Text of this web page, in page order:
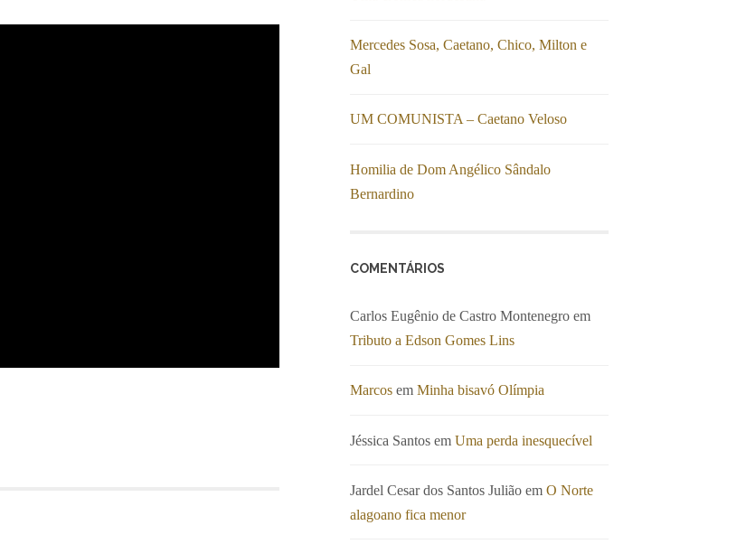
Mercedes Sosa, Caetano, Chico, Milton e
Gal
UM COMUNISTA – Caetano Veloso
Homilia de Dom Angélico Sândalo
Bernardino
COMENTÁRIOS
Carlos Eugênio de Castro Montenegro em
Tributo a Edson Gomes Lins
Marcos em Minha bisavó Olímpia
Jéssica Santos em Uma perda inesquecível
Jardel Cesar dos Santos Julião em O Norte
alagoano fica menor